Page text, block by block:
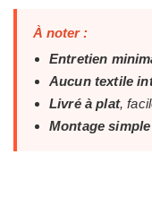
À noter :
Entretien
Aucun textile
Livré à plat,
Montage